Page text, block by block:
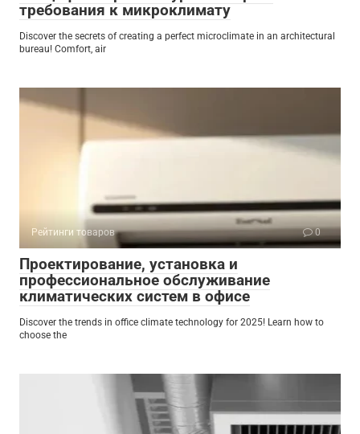
требования к микроклимату
Discover the secrets of creating a perfect microclimate in an architectural
bureau! Comfort, air
Рейтинги товаров 0
Проектирование, установка и
профессиональное обслуживание
климатических систем в офисе
Discover the trends in office climate technology for 2025! Learn how to
choose the